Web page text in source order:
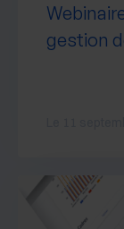
gestion